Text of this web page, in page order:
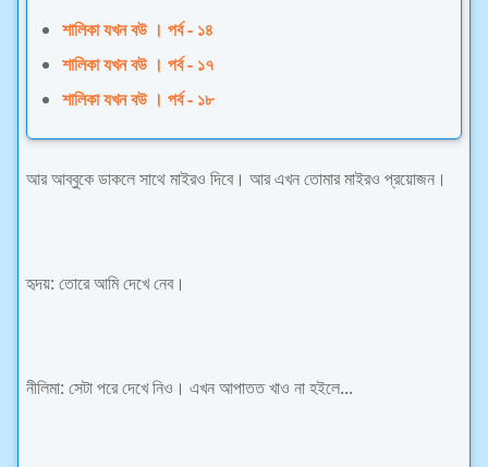
শালিকা যখন বউ । পর্ব - ১৪
শালিকা যখন বউ । পর্ব - ১৭
শালিকা যখন বউ । পর্ব - ১৮
আর আব্বুকে ডাকলে সাথে মাইরও দিবে। আর এখন তোমার মাইরও প্রয়োজন।
হৃদয়: তোরে আমি দেখে নেব।
নীলিমা: সেটা পরে দেখে নিও। এখন আপাতত খাও না হইলে...